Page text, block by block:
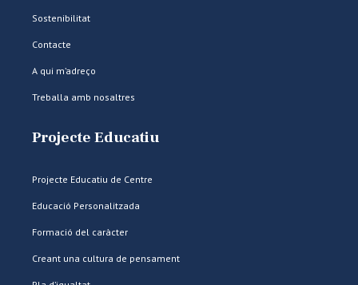
Sostenibilitat
Contacte
A qui m’adreço
Treballa amb nosaltres
Projecte Educatiu
Projecte Educatiu de Centre
Educació Personalitzada
Formació del caràcter
Creant una cultura de pensament